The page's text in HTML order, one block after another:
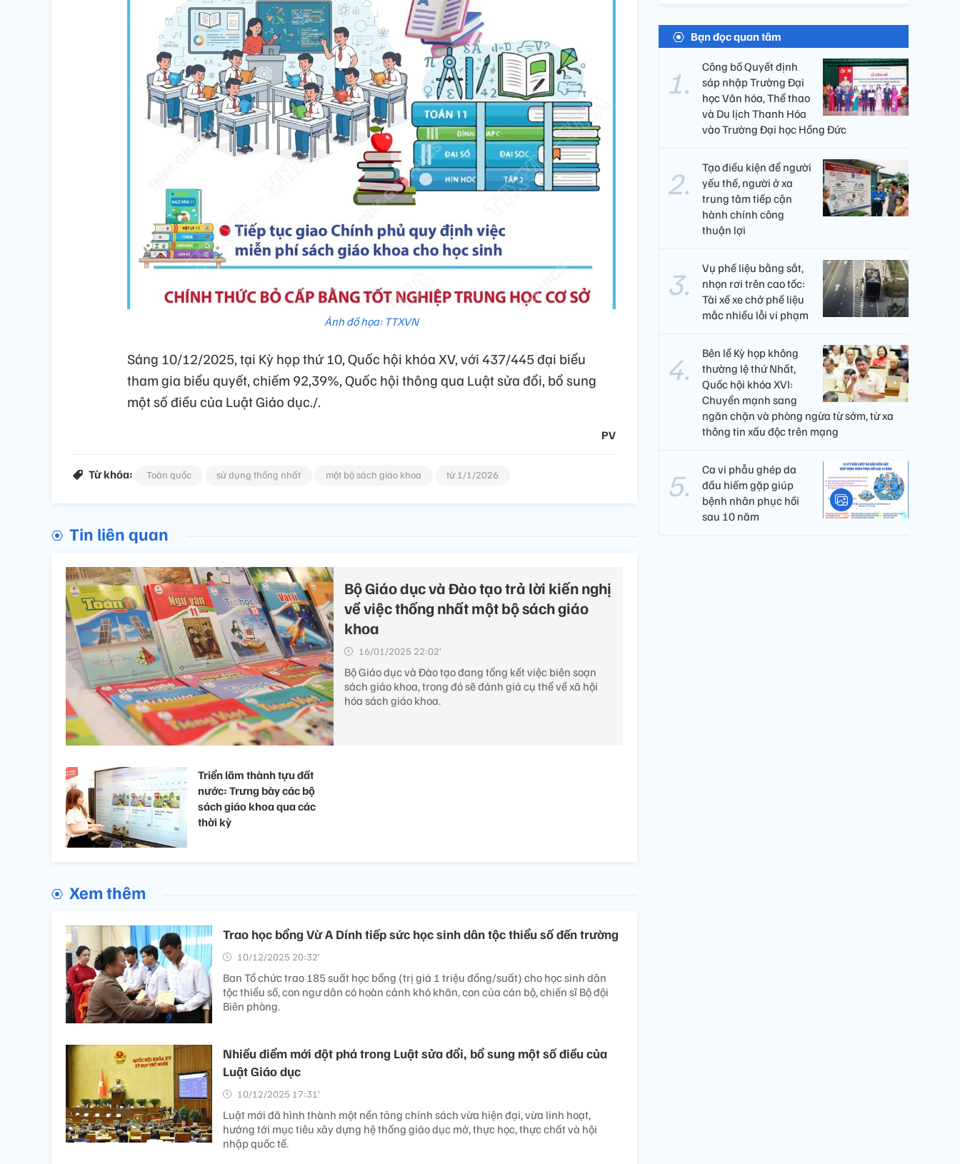
Ảnh đồ họa: TTXVN
Sáng 10/12/2025, tại Kỳ họp thứ 10, Quốc hội khóa XV, với 437/445 đại biểu
tham gia biểu quyết, chiếm 92,39%, Quốc hội thông qua Luật sửa đổi, bổ sung
một số điều của Luật Giáo dục./.
PV
Từ khóa: Toàn quốc sử dụng thống nhất một bộ sách giáo khoa từ 1/1/2026
Tin liên quan
Bộ Giáo dục và Đào tạo trả lời kiến nghị
về việc thống nhất một bộ sách giáo
khoa
16/01/2025 22:02’
Bộ Giáo dục và Đào tạo đang tổng kết việc biên soạn
sách giáo khoa, trong đó sẽ đánh giá cụ thể về xã hội
hóa sách giáo khoa.
Triển lãm thành tựu đất
nước: Trưng bày các bộ
sách giáo khoa qua các
thời kỳ
Xem thêm
Trao học bổng Vừ A Dính tiếp sức học sinh dân tộc thiểu số đến trường
10/12/2025 20:32’
Ban Tổ chức trao 185 suất học bổng (trị giá 1 triệu đồng/suất) cho học sinh dân
tộc thiểu số, con ngư dân có hoàn cảnh khó khăn, con của cán bộ, chiến sĩ Bộ đội
Biên phòng.
Nhiều điểm mới đột phá trong Luật sửa đổi, bổ sung một số điều của
Luật Giáo dục
10/12/2025 17:31’
Luật mới đã hình thành một nền tảng chính sách vừa hiện đại, vừa linh hoạt,
hướng tới mục tiêu xây dựng hệ thống giáo dục mở, thực học, thực chất và hội
nhập quốc tế.
Bạn đọc quan tâm
Công bố Quyết định
sáp nhập Trường Đại
học Văn hóa, Thể thao
và Du lịch Thanh Hóa
vào Trường Đại học Hồng Đức
Tạo điều kiện để người
yếu thế, người ở xa
trung tâm tiếp cận
hành chính công
thuận lợi
Vụ phế liệu bằng sắt,
nhọn rơi trên cao tốc:
Tài xế xe chở phế liệu
mắc nhiều lỗi vi phạm
Bên lề Kỳ họp không
thường lệ thứ Nhất,
Quốc hội khóa XVI:
Chuyển mạnh sang
ngăn chặn và phòng ngừa từ sớm, từ xa
thông tin xấu độc trên mạng
Ca vi phẫu ghép da
đầu hiếm gặp giúp
bệnh nhân phục hồi
sau 10 năm